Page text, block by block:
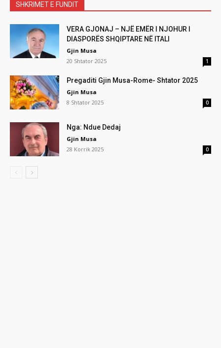
SHKRIMET E FUNDIT
VERA GJONAJ – NJË EMËR I NJOHUR I
DIASPORËS SHQIPTARE NË ITALI
Gjin Musa
20 Shtator 2025
1
Pregaditi Gjin Musa-Rome- Shtator 2025
Gjin Musa
8 Shtator 2025
0
Nga: Ndue Dedaj
Gjin Musa
28 Korrik 2025
0